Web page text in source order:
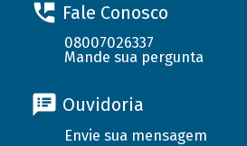
Fale Conosco
08007026337
Mande sua pergunta
Ouvidoria
Envie sua mensagem